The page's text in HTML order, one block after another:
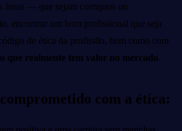
áreas — que sejam corruptos ou
encontrar um bom profissional que seja
de ética da profissão, bem como com
que realmente tem valor no mercado.
com a ética: